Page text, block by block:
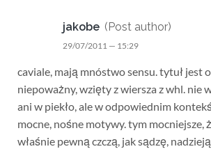
jakobe (Post author)
29/07/2011 — 15:29
caviale, mają mnóstwo sensu. tytuł jest
niepoważny, wzięty z wiersza z whl. nie
ani w piekło, ale w odpowiednim
mocne, nośne motywy. tym mocniejsze,
właśnie pewną czczą, jak sądzę,